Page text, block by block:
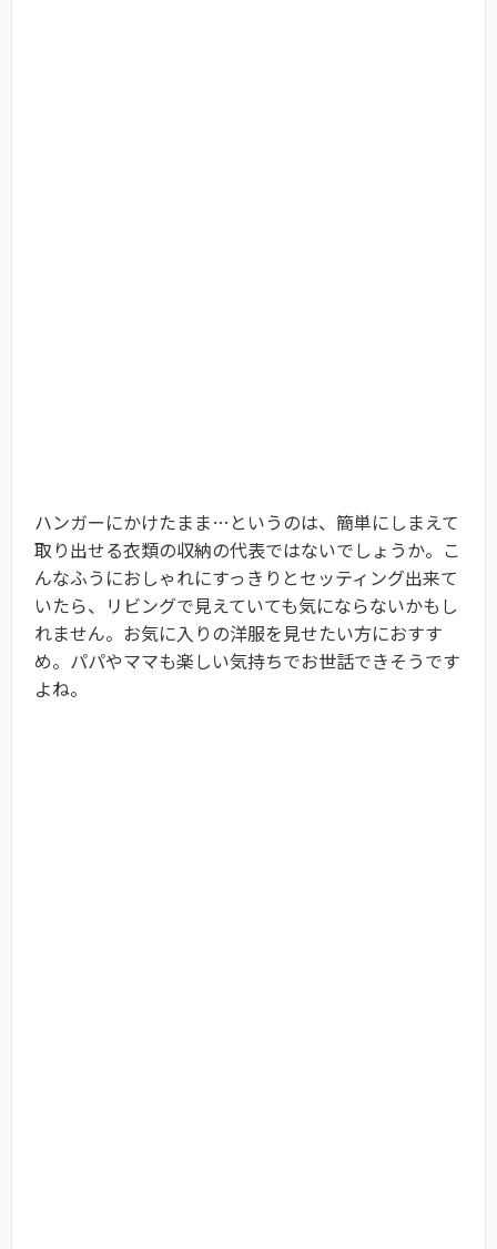
ハンガーにかけたまま…というのは、簡単にしまえて
取り出せる衣類の収納の代表ではないでしょうか。こ
んなふうにおしゃれにすっきりとセッティング出来て
いたら、リビングで見えていても気にならないかもし
れません。お気に入りの洋服を見せたい方におすす
め。パパやママも楽しい気持ちでお世話できそうです
よね。